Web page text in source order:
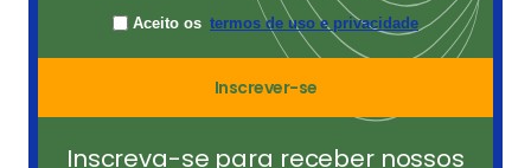
Aceito os termos de uso e privacidade
Inscrever-se
Inscreva-se para receber nossos